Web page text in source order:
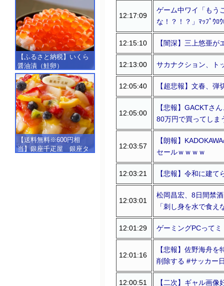
【ふるさと納税】いくら
醤油漬（鮭卵）
【500g（250g×2）】
【送料無料※600円相
当】銀座千疋屋 銀座タ
12:17:09
ゲーム中ワイ「もう
な！？！？」ﾏｯﾌﾟｳﾛｳ
12:15:10 【闇深】三上悠亜
12:13:00 サカナクション、ト
12:05:40 【超悲報】文春、弾
12:05:00
【悲報】GACKTさ
80万円で買ってしま
12:03:57
【朗報】
セールｗｗｗｗ
12:03:21 【悲報】令和に建
12:03:01
松岡昌宏、8日間禁
「刺し身を水で食え
12:01:29 ゲーミングPCって
12:01:16
【悲報】佐野海舟
削除する #サッカー
12:00:51 【二次】ギャル画